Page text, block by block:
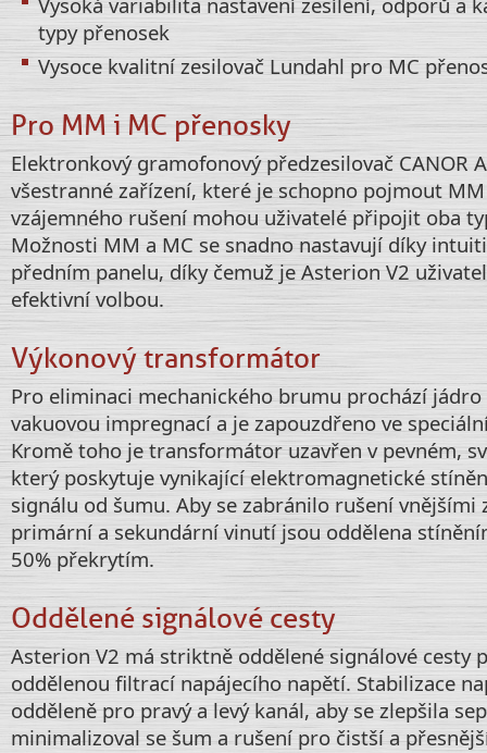
typy přenosek
Vysoce kvalitní zesilovač Lundahl pro MC
Pro MM i MC přenosky
Elektronkový gramofonový předzesilovač CANOR
všestranné zařízení, které je schopno pojmout
vzájemného rušení mohou uživatelé připojit oba
Možnosti MM a MC se snadno nastavují díky
předním panelu, díky čemuž je Asterion V2
efektivní volbou.
Výkonový transformátor
Pro eliminaci mechanického brumu prochází
vakuovou impregnací a je zapouzdřeno ve
Kromě toho je transformátor uzavřen v pevném,
který poskytuje vynikající elektromagnetické
signálu od šumu. Aby se zabránilo rušení vnějšími
primární a sekundární vinutí jsou oddělena
50% překrytím.
Oddělené signálové cesty
Asterion V2 má striktně oddělené signálové cesty
oddělenou filtrací napájecího napětí. Stabilizace
odděleně pro pravý a levý kanál, aby se zlepšila
minimalizoval se šum a rušení pro čistší a